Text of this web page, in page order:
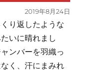
投
稿
日:
2019年8月24日
り返したような
いに晴れまし
ンバーを羽織っ
く、汗にまみれ